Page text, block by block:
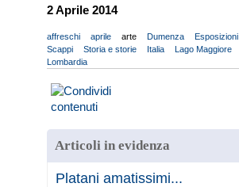
2 Aprile 2014
affreschi aprile arte Dumenza Esposizioni
Scappi
Storia e storie Italia Lago Maggiore
Lombardia
Articoli in evidenza
Platani amatissimi...